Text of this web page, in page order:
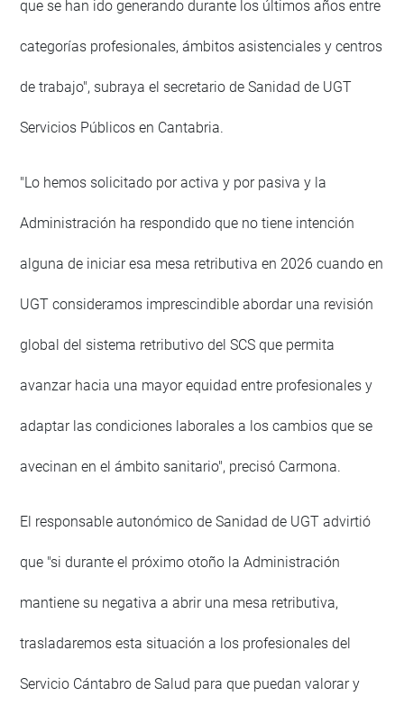
que se han ido generando durante los últimos años entre
categorías profesionales, ámbitos asistenciales y centros
de trabajo", subraya el secretario de Sanidad de UGT
Servicios Públicos en Cantabria.
"Lo hemos solicitado por activa y por pasiva y la
Administración ha respondido que no tiene intención
alguna de iniciar esa mesa retributiva en 2026 cuando en
UGT consideramos imprescindible abordar una revisión
global del sistema retributivo del SCS que permita
avanzar hacia una mayor equidad entre profesionales y
adaptar las condiciones laborales a los cambios que se
avecinan en el ámbito sanitario", precisó Carmona.
El responsable autonómico de Sanidad de UGT advirtió
que "si durante el próximo otoño la Administración
mantiene su negativa a abrir una mesa retributiva,
trasladaremos esta situación a los profesionales del
Servicio Cántabro de Salud para que puedan valorar y